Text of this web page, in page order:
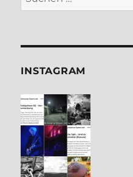
nach:
INSTA­GRAM